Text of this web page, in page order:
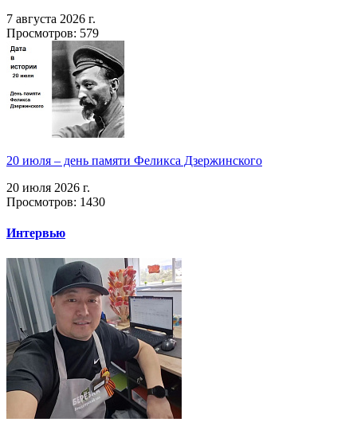
7 августа 2026 г.
Просмотров: 579
20 июля – день памяти Феликса Дзержинского
20 июля 2026 г.
Просмотров: 1430
Интервью